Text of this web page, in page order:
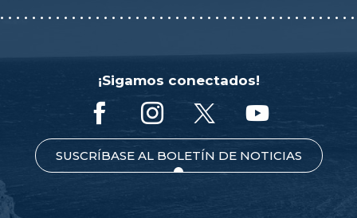
¡Sigamos conectados!
SUSCRÍBASE AL BOLETÍN DE NOTICIAS